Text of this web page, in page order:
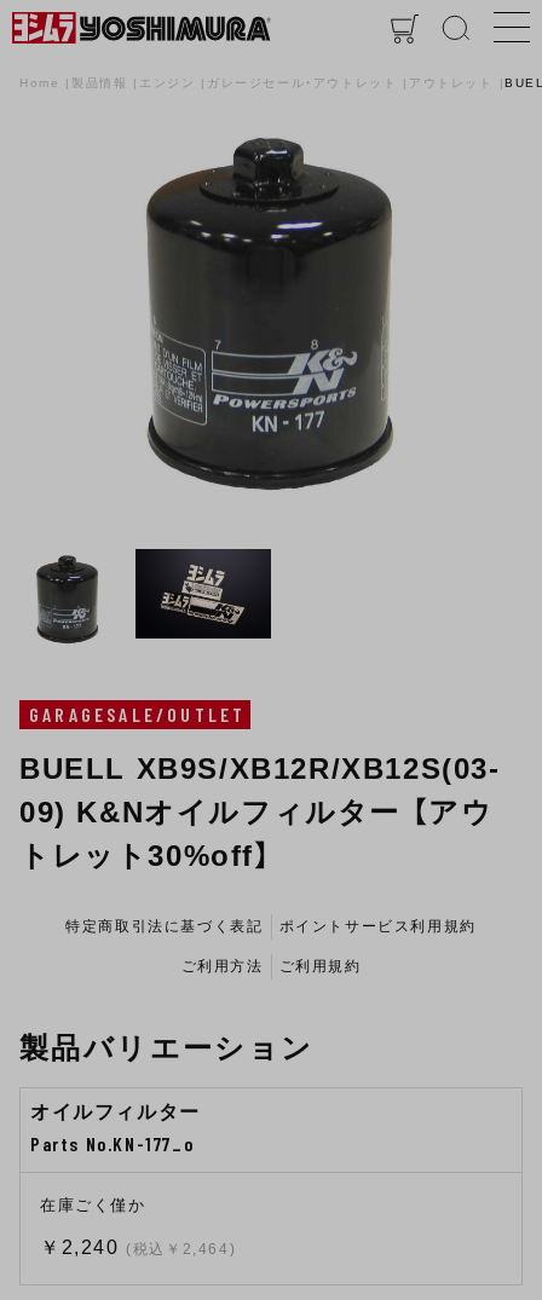
Home 製品情報 エンジン ガレージセール・アウトレット アウトレット
GARAGESALE/OUTLET
BUELL XB9S/XB12R/XB12S(03-
09) K&Nオイルフィルター 【アウ
トレット30%off】
特定商取引法に基づく表記 ポイントサービス利用規約
ご利用方法 ご利用規約
製品バリエーション
オイルフィルター
Parts No.KN-177_o
在庫ごく僅か
￥2,240 (税込￥2,464)